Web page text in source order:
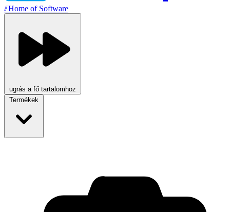
//Home of Software
ugrás a fő tartalomhoz
Termékek